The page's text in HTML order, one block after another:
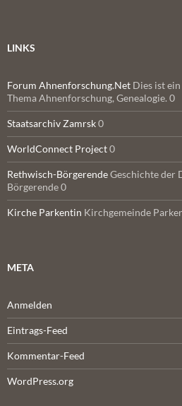
LINKS
Forum Ahnenforschung.Net Dies ist
Thema Ahnenforschung, Genealogie. 0
Staatsarchiv Zamrsk0
WorldConnect Project0
Rethwisch-BörgerendeGeschichte der
Börgerende 0
Kirche Parkentin Kirchgemeinde
META
Anmelden
Eintrags-Feed
Kommentar-Feed
WordPress.org